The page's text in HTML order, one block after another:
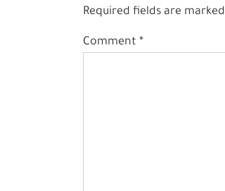
Required fields are marked
Comment *